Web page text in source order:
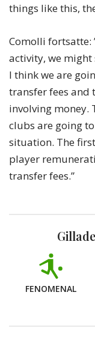
things like this,
Comolli fortsatte:
activity, we might
I think we are
transfer fees and
involving money.
clubs are going
situation. The
player
transfer fees.”
FENOMENAL